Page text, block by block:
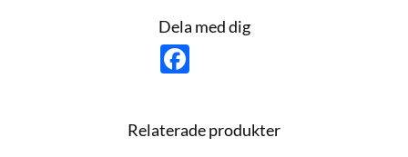
Dela med dig
F
o
o
Relaterade produkter